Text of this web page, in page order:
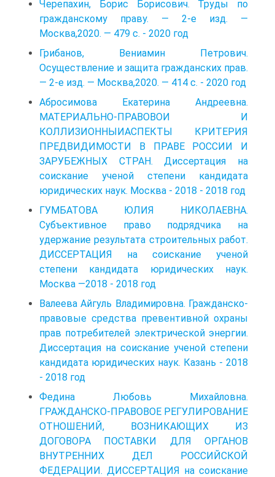
Черепахин, Борис Борисович. Труды по
гражданскому праву. — 2-е изд. —
Москва,2020. — 479 с. - 2020 год
Грибанов, Вениамин Петрович.
Осуществление и защита гражданских прав.
— 2-е изд. — Москва,2020. — 414 с. - 2020 год
Абросимова Екатерина Андреевна.
МАТЕРИАЛЬНО-ПРАВОВОИ И
КОЛЛИЗИОННЫИАСПЕКТЫ КРИТЕРИЯ
ПРЕДВИДИМОСТИ В ПРАВЕ РОССИИ И
ЗАРУБЕЖНЫХ СТРАН. Диссертация на
соискание ученой степени кандидата
юридических наук. Москва - 2018 - 2018 год
ГУМБАТОВА ЮЛИЯ НИКОЛАЕВНА.
Субъективное право подрядчика на
удержание результата строительных работ.
ДИССЕРТАЦИЯ на соискание ученой
степени кандидата юридических наук.
Москва —2018 - 2018 год
Валеева Айгуль Владимировна. Гражданско-
правовые средства превентивной охраны
прав потребителей электрической энергии.
Диссертация на соискание ученой степени
кандидата юридических наук. Казань - 2018
- 2018 год
Федина Любовь Михайловна.
ГРАЖДАНСКО-ПРАВОВОЕ РЕГУЛИРОВАНИЕ
ОТНОШЕНИЙ, ВОЗНИКАЮЩИХ ИЗ
ДОГОВОРА ПОСТАВКИ ДЛЯ ОРГАНОВ
ВНУТРЕННИХ ДЕЛ РОССИЙСКОЙ
ФЕДЕРАЦИИ. ДИССЕРТАЦИЯ на соискание